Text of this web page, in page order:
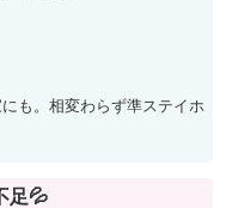
も。相変わらず準ステイホ
足💦